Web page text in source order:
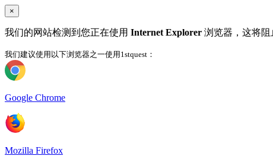
×
我们的网站检测到您正在使用 Internet Explorer 浏览器，这将阻
我们建议使用以下浏览器之一使用1stquest：
Google Chrome
Mozilla Firefox